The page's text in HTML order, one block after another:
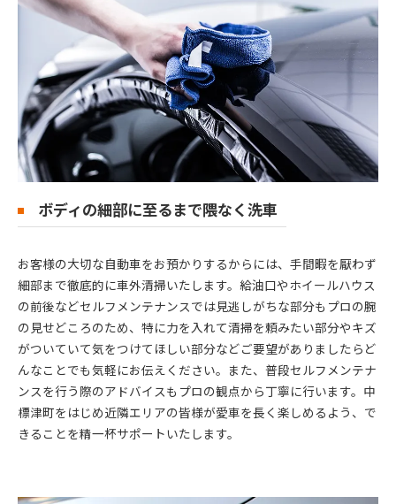
ボディの細部に至るまで隈なく洗車
お客様の大切な自動車をお預かりするからには、手間暇を厭わず
細部まで徹底的に車外清掃いたします。給油口やホイールハウス
の前後などセルフメンテナンスでは見逃しがちな部分もプロの腕
の見せどころのため、特に力を入れて清掃を頼みたい部分やキズ
がついていて気をつけてほしい部分などご要望がありましたらど
んなことでも気軽にお伝えください。また、普段セルフメンテナ
ンスを行う際のアドバイスもプロの観点から丁寧に行います。中
標津町をはじめ近隣エリアの皆様が愛車を長く楽しめるよう、で
きることを精一杯サポートいたします。